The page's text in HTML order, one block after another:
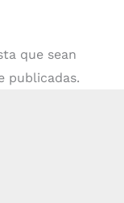
que sean
publicadas.